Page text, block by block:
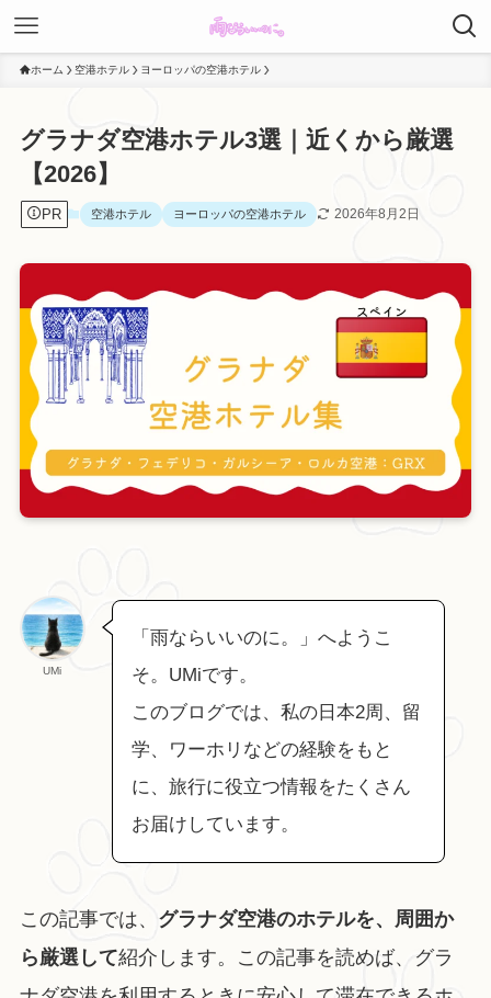
ホーム 空港ホテル ヨーロッパの空港ホテル
グラナダ空港ホテル3選｜近くから厳選
【2026】
PR 空港ホテル ヨーロッパの空港ホテル 2026年8月2日
UMi
「雨ならいいのに。」へようこ
そ。UMiです。
このブログでは、私の日本2周、留
学、ワーホリなどの経験をもと
に、旅行に役立つ情報をたくさん
お届けしています。
この記事では、 グラナダ空港のホテルを、周囲か
ら厳選して紹介します。この記事を読めば、グラ